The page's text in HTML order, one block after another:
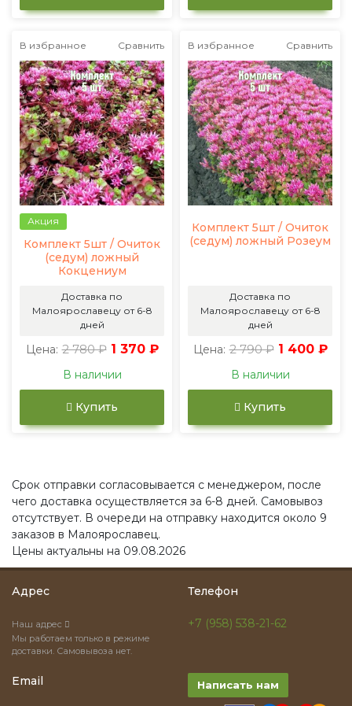
В избранное Сравнить
Акция
Комплект 5шт / Очиток
(седум) ложный
Кокцениум
Доставка по
Малоярославецу от 6-8
дней
Цена: 2 780 ₽ 1 370 ₽
В наличии
Купить
В избранное Сравнить
Комплект 5шт / Очиток
(седум) ложный Розеум
Доставка по
Малоярославецу от 6-8
дней
Цена: 2 790 ₽ 1 400 ₽
В наличии
Купить
Срок отправки согласовывается с менеджером, после
чего доставка осуществляется за 6-8 дней. Самовывоз
отсутствует. В очереди на отправку находится около 9
заказов в Малоярославец.
Цены актуальны на 09.08.2026
Адрес
Наш адрес
Мы работаем только в режиме
доставки. Самовывоза нет.
Телефон
+7 (958) 538-21-62
Email Написать нам